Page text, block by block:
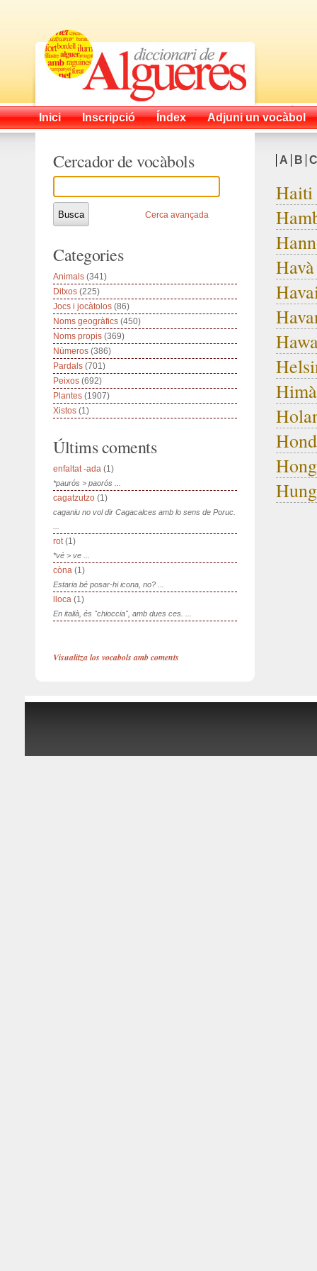
Inici Inscripció Índex Adjuni un vocàbol
A B C
Haiti
Cercador de vocàbols
Cerca avançada
Categories
Animals (341)
Ditxos (225)
Jocs i jocàtolos (86)
Noms geogràfics (450)
Noms propis (369)
Números (386)
Pardals (701)
Peixos (692)
Plantes (1907)
Xistos (1)
Últims coments
enfaltat -ada (1)
*paurós > paorós ...
cagatzutzo (1)
caganiu no vol dir Cagacalces amb lo sens de Poruc.
rot(1)
*vé > ve ...
còna (1)
Estaria bé posar-hi icona, no? ...
lloca (1)
En italià, és "chioccia", amb dues ces. ...
Visualitza los vocabols amb coments